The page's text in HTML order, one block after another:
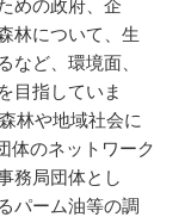
めの政府、企
林について、生
など、環境面、
目指していま
林や地域社会に
体のネットワーク
務局団体とし
パーム油等の調